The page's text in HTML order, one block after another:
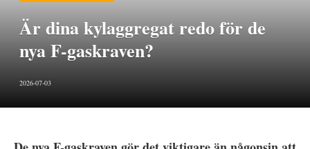
Är dina kylaggregat redo för de
nya F-gaskraven?
2026-07-03